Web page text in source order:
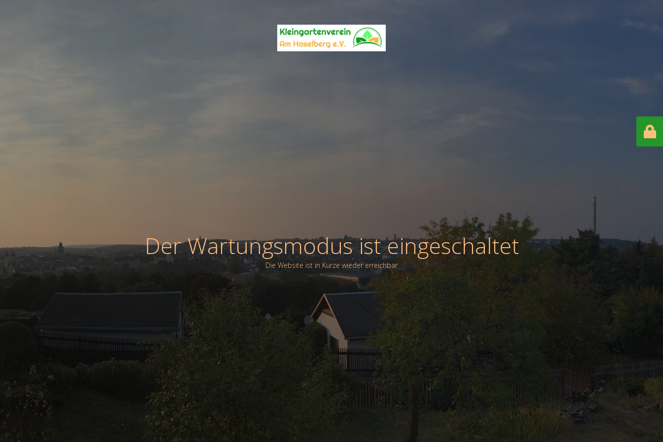
Der Wartungsmodus ist eingeschaltet
Die Website ist in Kürze wieder erreichbar